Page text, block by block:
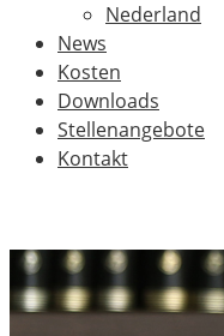
Nederland
News
Kosten
Downloads
Stellenangebote
Kontakt
Heribert A. Oberem
04T10:18:36+02:00